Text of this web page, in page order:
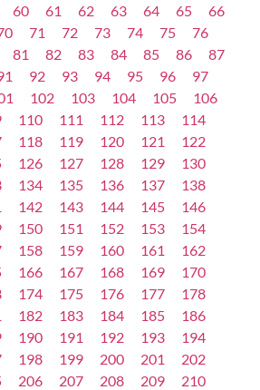
60 61 62 63 64 65
66
71 72 73 74 75
76
81 82 83 84 85 86
87
92 93 94 95 96
97
102 103 104 105
106
110 111 112 113
114
118 119 120 121
122
126 127 128 129
130
134 135 136 137
138
142 143 144 145
146
150 151 152 153
154
158 159 160 161
162
166 167 168 169
170
174 175 176 177
178
182 183 184 185
186
190 191 192 193
194
198 199 200 201
202
206 207 208 209
210